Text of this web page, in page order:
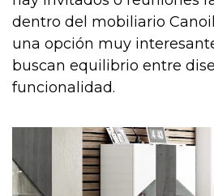
dentro del mobiliario
una opción muy
buscan equilibrio entre
funcionalidad.